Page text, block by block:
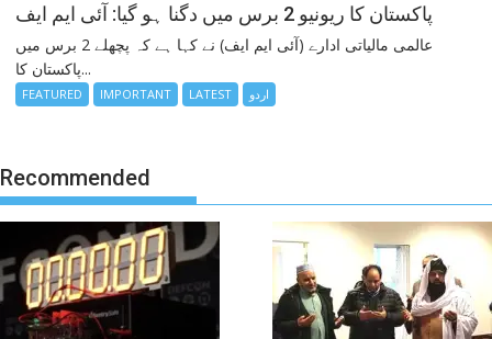
پاکستان کا ریونیو 2 برس میں دگنا ہو گیا: آئی ایم ایف
عالمی مالیاتی ادارے (آئی ایم ایف) نے کہا ہے کہ پچھلے 2 برس میں
پاکستان کا...
FEATURED IMPORTANT LATEST اردو
Recommended